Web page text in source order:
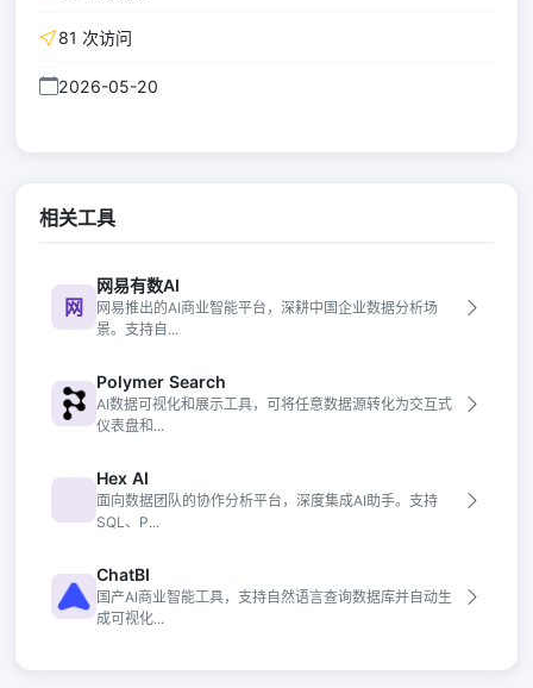
81 次访问
2026-05-20
相关工具
网
网易有数AI
网易推出的AI商业智能平台，深耕中国企业数据分析场
景。支持自...
Polymer Search
AI数据可视化和展示工具，可将任意数据源转化为交互式
仪表盘和...
Hex AI
面向数据团队的协作分析平台，深度集成AI助手。支持
SQL、P...
ChatBI
国产AI商业智能工具，支持自然语言查询数据库并自动生
成可视化...